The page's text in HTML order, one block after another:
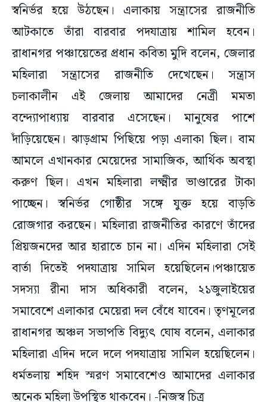
স্বনির্ভর হয়ে উঠছেন। এলাকায় সন্ত্রাসের রাজনীতি
আটকাতে তাঁরা বারবার পদযাত্রায় শামিল হবেন।
রাধানগর পঞ্চায়েতের প্রধান কবিতা মুদি বলেন, জেলার
মহিলারা সন্ত্রাসের রাজনীতি দেখেছেন। সন্ত্রাস
চলাকালীন এই জেলায় আমাদের নেত্রী মমতা
বন্দ্যোপাধ্যায় বারবার এসেছেন। মানুষের পাশে
দাঁড়িয়েছেন। ঝাড়গ্রাম পিছিয়ে পড়া এলাকা ছিল। বাম
আমলে এখানকার মেয়েদের সামাজিক, আর্থিক অবস্থা
করুণ ছিল। এখন মহিলারা লক্ষ্মীর ভাণ্ডারের টাকা
পাচ্ছেন। স্বনির্ভর গোষ্ঠীর সঙ্গে যুক্ত হয়ে বাড়তি
রোজগার করছেন। মহিলারা রাজনীতির কারণে তাঁদের
প্রিয়জনদের আর হারাতে চান না। এদিন মহিলারা সেই
বার্তা দিতেই পদযাত্রায় সামিল হয়েছিলেন।পঞ্চায়েত
সদস্যা রীনা দাস অধিকারী বলেন, ২১জুলাইয়ের
সমাবেশে এলাকার মেয়েরা দল বেঁধে যাবেন। তৃণমূলের
রাধানগর অঞ্চল সভাপতি বিদ্যুৎ ঘোষ বলেন, এলাকার
মহিলারা এদিন দলে দলে পদযাত্রায় সামিল হয়েছিলেন।
ধর্মতলায় শহিদ স্মরণ সমাবেশেও আমাদের এলাকার
অনেক মহিলা উপস্থিত থাকবেন। -নিজস্ব চিত্র